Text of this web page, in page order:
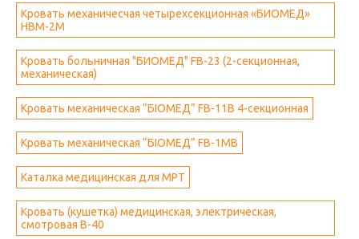
Кровать механичесчая четырехсекционная «БИОМЕД»
HBM-2M
Кровать больничная "БИОМЕД" FB-23 (2-секционная,
механическая)
Кровать механическая “БІОМЕД” FB-11B 4-секционная
Кровать механическая “БІОМЕД” FB-1MB
Каталка медицинская для МРТ
Кровать (кушетка) медицинская, электрическая,
смотровая B-40